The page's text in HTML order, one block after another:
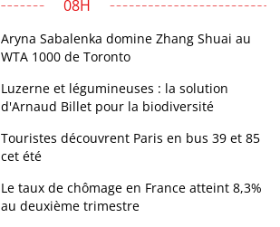
08H
Aryna Sabalenka domine Zhang Shuai au
WTA 1000 de Toronto
Luzerne et légumineuses : la solution
d'Arnaud Billet pour la biodiversité
Touristes découvrent Paris en bus 39 et 85
cet été
Le taux de chômage en France atteint 8,3%
au deuxième trimestre